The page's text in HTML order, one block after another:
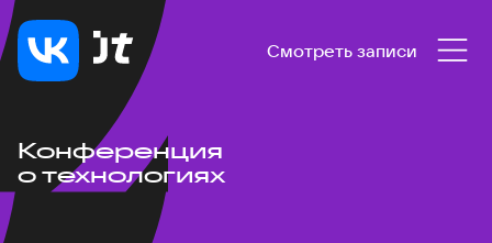
Смотреть записи
Конференция
о технологиях